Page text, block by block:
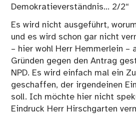
Demokratieverständnis… 2/2“
Es wird nicht ausgeführt,
und es wird schon gar nicht
– hier wohl Herr Hemmerlein –
Gründen gegen den Antrag
NPD. Es wird einfach mal ein
geschaffen, der irgendeinen
soll. Ich möchte hier nicht
Eindruck Herr Hirschgarten